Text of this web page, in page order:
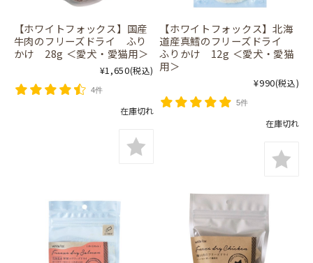
【ホワイトフォックス】国産
牛肉のフリーズドライ ふり
かけ 28g ＜愛犬・愛猫用＞
¥1,650(税込)
4件
在庫切れ
【ホワイトフォックス】北海
道産真鱈のフリーズドライ
ふりかけ 12g ＜愛犬・愛猫
用＞
¥990(税込)
5件
在庫切れ